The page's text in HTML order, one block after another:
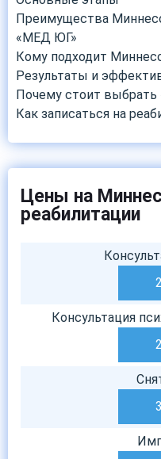
Преимущества
«МЕД ЮГ»
Кому подходит
Результаты и
Почему стоит
Как записаться на
Цены на
реабилитации
Консультация